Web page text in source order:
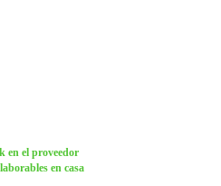
en el proveedor
en casa